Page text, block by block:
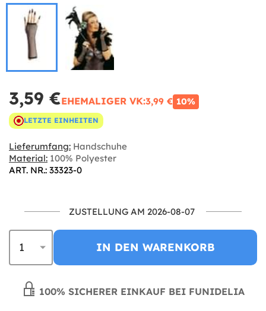
3,59 €EHEMALIGER VK:3,99 € 10%
LETZTE EINHEITEN
Lieferumfang: Handschuhe
Material: 100% Polyester
ART. NR.: 33323-0
ZUSTELLUNG AM 2026-08-07
IN DEN WARENKORB
100% SICHERER EINKAUF BEI FUNIDELIA